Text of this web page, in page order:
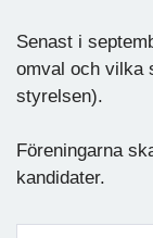
Senast i
omval och vilka
styrelsen).
Föreningarna
kandidater.